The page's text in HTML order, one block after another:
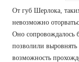
От губ Шерлока,
невозможно
Оно сопровождалось
позволили
возможность